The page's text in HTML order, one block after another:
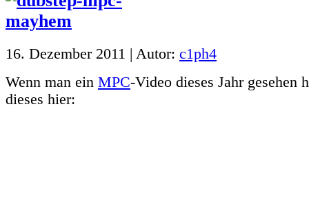
16. Dezember 2011 | Autor: c1ph4
Wenn man ein MPC-Video dieses Jahr gesehen
dieses hier: